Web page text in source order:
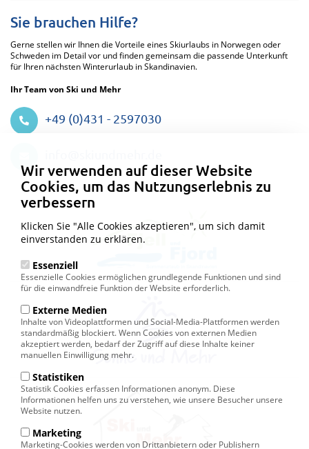
Sie brauchen Hilfe?
Gerne stellen wir Ihnen die Vorteile eines Skiurlaubs in Norwegen oder
Schweden im Detail vor und finden gemeinsam die passende Unterkunft
für Ihren nächsten Winterurlaub in Skandinavien.
Ihr Team von Ski und Mehr
+49 (0)431 - 2597030
Wir verwenden auf dieser Website
Cookies, um das Nutzungserlebnis zu
verbessern
Klicken Sie "Alle Cookies akzeptieren", um sich damit
einverstanden zu erklären.
Essenziell
Essenzielle Cookies ermöglichen grundlegende Funktionen und sind
für die einwandfreie Funktion der Website erforderlich.
Externe Medien
Inhalte von Videoplattformen und Social-Media-Plattformen werden
standardmäßig blockiert. Wenn Cookies von externen Medien
akzeptiert werden, bedarf der Zugriff auf diese Inhalte keiner
manuellen Einwilligung mehr.
Statistiken
Statistik Cookies erfassen Informationen anonym. Diese
Informationen helfen uns zu verstehen, wie unsere Besucher unsere
Website nutzen.
Marketing
Marketing-Cookies werden von Drittanbietern oder Publishern